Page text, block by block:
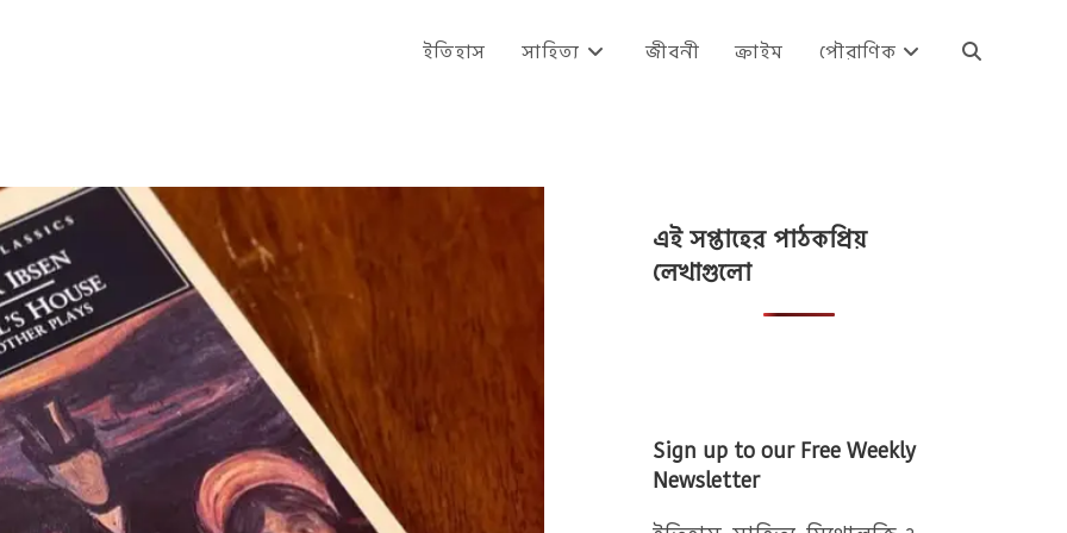
ইতিহাস সাহিত্য জীবনী ক্রাইম পৌরাণিক Toggle
এই সপ্তাহের পাঠকপ্রিয়
লেখাগুলো
Sign up to our Free Weekly
Newsletter